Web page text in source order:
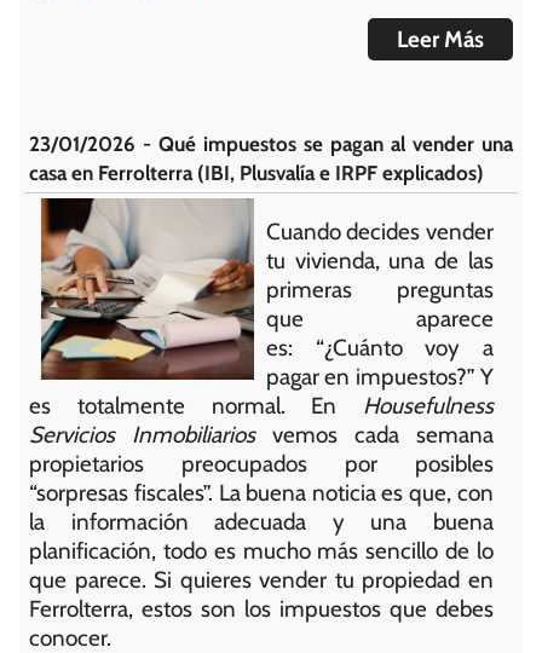
Leer Más
23/01/2026 - Qué impuestos se pagan al vender una
casa en Ferrolterra (IBI, Plusvalía e IRPF explicados)
Cuando decides vender
tu vivienda, una de las
primeras preguntas
que aparece
es: “¿Cuánto voy a
pagar en impuestos?” Y
es totalmente normal. En Housefulness
Servicios Inmobiliariosvemos cada semana
propietarios preocupados por posibles
“sorpresas fiscales”. La buena noticia es que, con
la información adecuada y una buena
planificación, todo es mucho más sencillo de lo
que parece. Si quieres vender tu propiedad en
Ferrolterra, estos son los impuestos que debes
conocer.